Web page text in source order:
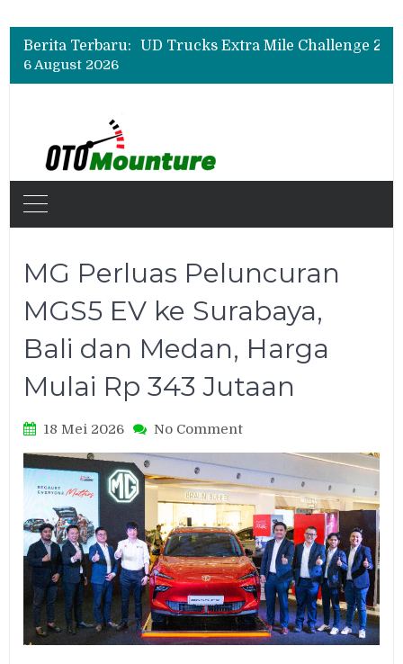
Berita Terbaru:
UD Trucks Extra Mile Challenge 2026 Lahirkan Pengemudi Truk Terbaik, Crisanto Melaju ke Jepang
Biaya Operasional Geely Starray EM-i Mulai Rp514 Ribu per Bulan, Jarak Tempuh Tembus 1.000 Km
6 August 2026
MG Perluas Peluncuran
MGS5 EV ke Surabaya,
Bali dan Medan, Harga
Mulai Rp 343 Jutaan
18 Mei 2026 No Commenton
Perluas
Peluncuran
MGS5
EV
ke
Surabaya,
Bali
dan
Medan,
Harga